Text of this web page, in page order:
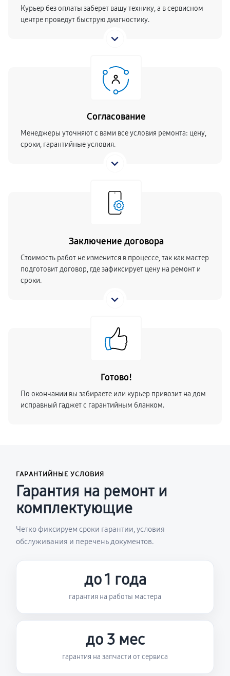
Курьер без оплаты заберет вашу технику, а в сервисном
центре проведут быструю диагностику.
Согласование
Менеджеры уточняют с вами все условия ремонта: цену,
сроки, гарантийные условия.
Заключение договора
Стоимость работ не изменится в процессе, так как мастер
подготовит договор, где зафиксирует цену на ремонт и
сроки.
Готово!
По окончании вы забираете или курьер привозит на дом
исправный гаджет с гарантийным бланком.
ГАРАНТИЙНЫЕ УСЛОВИЯ
Гарантия на ремонт и
комплектующие
Четко фиксируем сроки гарантии, условия
обслуживания и перечень документов.
до 1 года
гарантия на работы мастера
до 3 мес
гарантия на запчасти от сервиса